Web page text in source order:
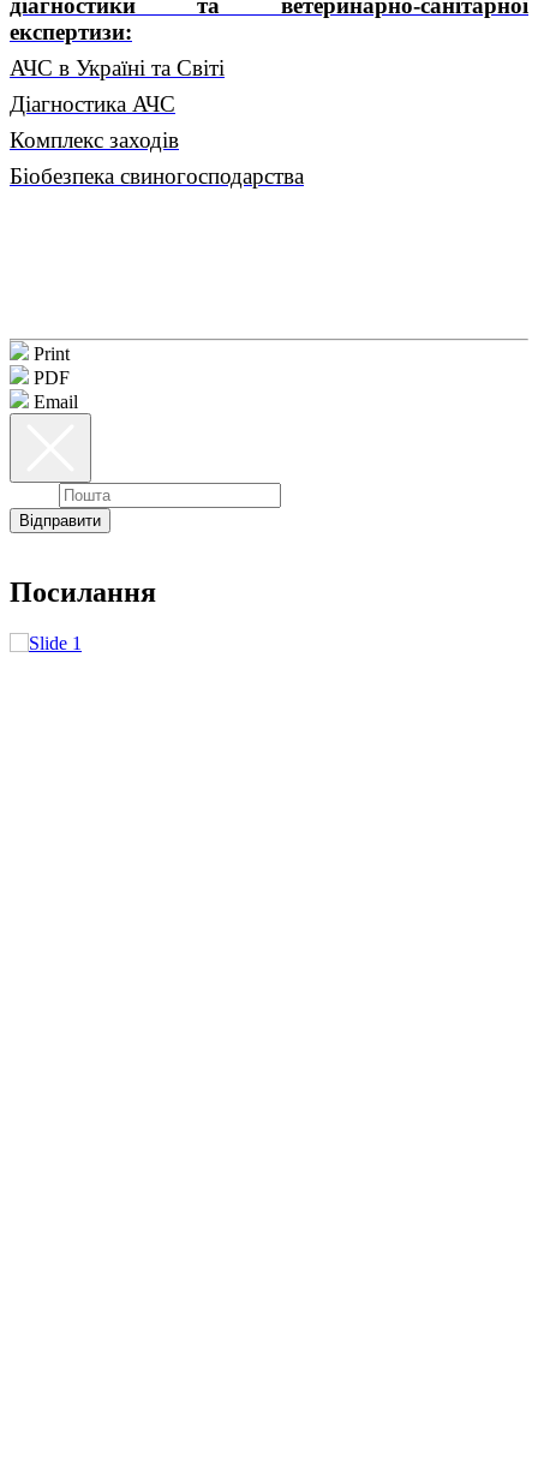
діагностики та ветеринарно-санітарної
експертизи:
АЧС в Україні та Світі
Діагностика АЧС
Комплекс заходів
Біобезпека свиногосподарства
Print
PDF
Email
Відправити
Посилання